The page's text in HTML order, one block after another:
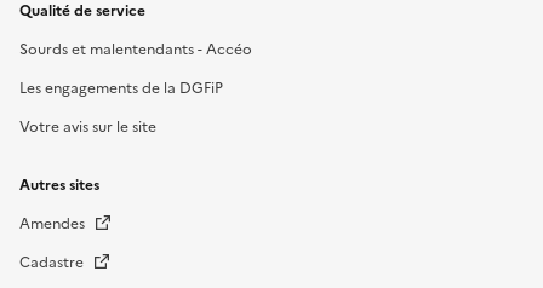
Qualité de service
Sourds et malentendants - Accéo
Les engagements de la DGFiP
Votre avis sur le site
Autres sites
Amendes
Cadastre